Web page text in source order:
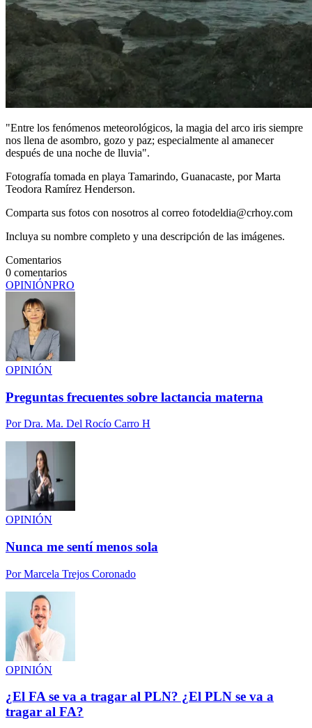
"Entre los fenómenos meteorológicos, la magia del arco iris siempre
nos llena de asombro, gozo y paz; especialmente al amanecer
después de una noche de lluvia".
Fotografía tomada en playa Tamarindo, Guanacaste, por Marta
Teodora Ramírez Henderson.
Comparta sus fotos con nosotros al correo fotodeldia@crhoy.com
Incluya su nombre completo y una descripción de las imágenes.
Comentarios
0 comentarios
OPINIÓNPRO
OPINIÓN
Preguntas frecuentes sobre lactancia materna
PorDra. Ma. Del Rocío Carro H
OPINIÓN
Nunca me sentí menos sola
PorMarcela Trejos Coronado
OPINIÓN
¿El FA se va a tragar al PLN? ¿El PLN se va a
tragar al FA?